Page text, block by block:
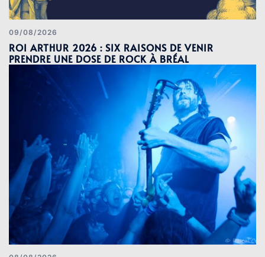
09/08/2026
ROI ARTHUR 2026 : SIX RAISONS DE VENIR
PRENDRE UNE DOSE DE ROCK À BRÉAL